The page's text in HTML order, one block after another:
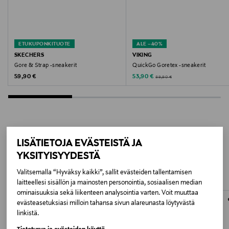
LISÄTIETOJA EVÄSTEISTÄ JA
YKSITYISYYDESTÄ
Valitsemalla “Hyväksy kaikki”, sallit evästeiden tallentamisen
laitteellesi sisällön ja mainosten personointia, sosiaalisen median
ominaisuuksia sekä liikenteen analysointia varten. Voit muuttaa
evästeasetuksiasi milloin tahansa sivun alareunasta löytyvästä
linkistä.
Kiina
Valmistajan tuotenumero
404095L
Valmistajan osoite
6705 Esbjerg Ø, Tanska
Digitaalinen osoite
ETUKUPONKITUOTE
SKECHERS
Gore & Strap -sneakerit
Original Price
59,90 €
ALE –40%
VIKING
QuickGo Goretex -sneakerit
Discounted Price
53,90 € Original Price
89,90 €
LISÄÄ KIINNOSTAVIA
TUOTTEITA